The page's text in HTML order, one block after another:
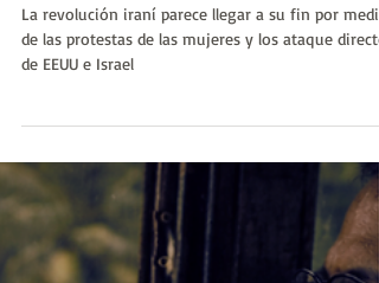
¿El fin de los Ayatolás?
La revolución iraní en
apuros | Huellas de la
Historia
La revolución iraní parece llegar a su fin por medio
de las protestas de las mujeres y los ataque
de EEUU e Israel